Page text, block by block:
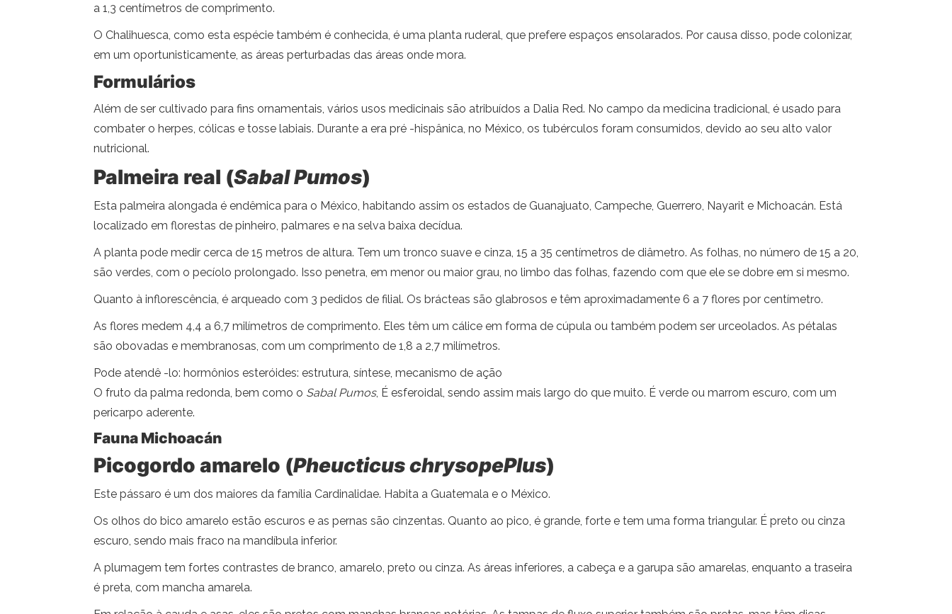
a 1,3 centímetros de comprimento.
O Chalihuesca, como esta espécie também é conhecida, é uma planta ruderal, que prefere espaços ensolarados. Por causa disso, pode colonizar,
em um oportunisticamente, as áreas perturbadas das áreas onde mora.
Formulários
Além de ser cultivado para fins ornamentais, vários usos medicinais são atribuídos a Dalia Red. No campo da medicina tradicional, é usado para
combater o herpes, cólicas e tosse labiais. Durante a era pré -hispânica, no México, os tubérculos foram consumidos, devido ao seu alto valor
nutricional.
Palmeira real (Sabal Pumos)
Esta palmeira alongada é endêmica para o México, habitando assim os estados de Guanajuato, Campeche, Guerrero, Nayarit e Michoacán. Está
localizado em florestas de pinheiro, palmares e na selva baixa decídua.
A planta pode medir cerca de 15 metros de altura. Tem um tronco suave e cinza, 15 a 35 centímetros de diâmetro. As folhas, no número de 15 a 20,
são verdes, com o pecíolo prolongado. Isso penetra, em menor ou maior grau, no limbo das folhas, fazendo com que ele se dobre em si mesmo.
Quanto à inflorescência, é arqueado com 3 pedidos de filial. Os brácteas são glabrosos e têm aproximadamente 6 a 7 flores por centímetro.
As flores medem 4,4 a 6,7 ​​milímetros de comprimento. Eles têm um cálice em forma de cúpula ou também podem ser urceolados. As pétalas
são obovadas e membranosas, com um comprimento de 1,8 a 2,7 milímetros.
Pode atendê -lo: hormônios esteróides: estrutura, síntese, mecanismo de ação
O fruto da palma redonda, bem como o Sabal Pumos, É esferoidal, sendo assim mais largo do que muito. É verde ou marrom escuro, com um
pericarpo aderente.
Fauna Michoacán
Picogordo amarelo (Pheucticus chrysopePlus)
Este pássaro é um dos maiores da família Cardinalidae. Habita a Guatemala e o México.
Os olhos do bico amarelo estão escuros e as pernas são cinzentas. Quanto ao pico, é grande, forte e tem uma forma triangular. É preto ou cinza
escuro, sendo mais fraco na mandíbula inferior.
A plumagem tem fortes contrastes de branco, amarelo, preto ou cinza. As áreas inferiores, a cabeça e a garupa são amarelas, enquanto a traseira
é preta, com mancha amarela.